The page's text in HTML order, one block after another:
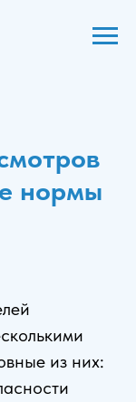
нормы
из них: